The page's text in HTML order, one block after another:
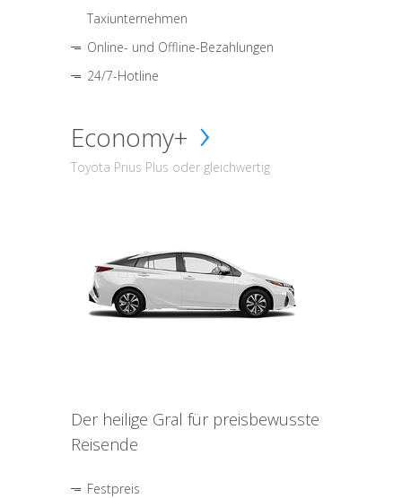
Taxiunternehmen
Online- und Offline-Bezahlungen
24/7-Hotline
Economy+
Toyota Prius Plus oder gleichwertig
Der heilige Gral für preisbewusste
Reisende
Festpreis